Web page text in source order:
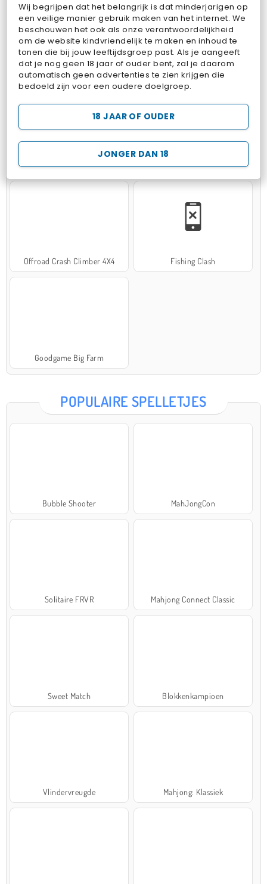
Wij begrijpen dat het belangrijk is dat minderjarigen op
een veilige manier gebruik maken van het internet. We
beschouwen het ook als onze verantwoordelijkheid
om de website kindvriendelijk te maken en inhoud te
tonen die bij jouw leeftijdsgroep past. Als je aangeeft
dat je nog geen 18 jaar of ouder bent, zal je daarom
automatisch geen advertenties te zien krijgen die
bedoeld zijn voor een oudere doelgroep.
JONGER DAN 18
18 JAAR OF OUDER
Pop Fruit Bubbits
Hospital Surgeon Doctor Game Potion Sort
Offroad Crash Climber 4X4 Fishing Clash
Goodgame Big Farm
POPULAIRE SPELLETJES
Bubble Shooter MahJongCon
Solitaire FRVR Mahjong Connect Classic
Sweet Match Blokkenkampioen
Vlindervreugde Mahjong: Klassiek